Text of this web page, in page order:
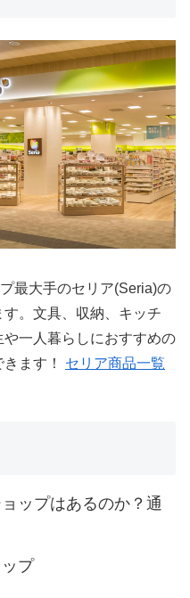
最大手のセリア(Seria)の
。文具、収納、キッチ
一人暮らしにおすすめの
ます！ セリア商品一覧
ップはあるのか？通
プ